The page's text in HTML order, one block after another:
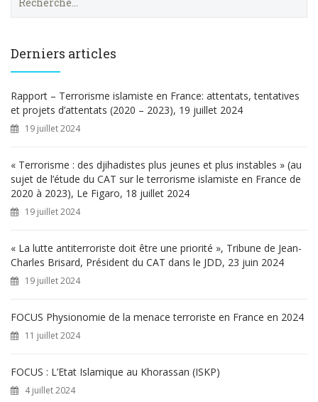
e
h
e
r
Derniers articles
Rapport – Terrorisme islamiste en France: attentats, tentatives
et projets d’attentats (2020 – 2023), 19 juillet 2024
19 juillet 2024
« Terrorisme : des djihadistes plus jeunes et plus instables » (au
sujet de l’étude du CAT sur le terrorisme islamiste en France de
2020 à 2023), Le Figaro, 18 juillet 2024
19 juillet 2024
« La lutte antiterroriste doit être une priorité », Tribune de Jean-
Charles Brisard, Président du CAT dans le JDD, 23 juin 2024
19 juillet 2024
FOCUS Physionomie de la menace terroriste en France en 2024
11 juillet 2024
FOCUS : L’Etat Islamique au Khorassan (ISKP)
4 juillet 2024